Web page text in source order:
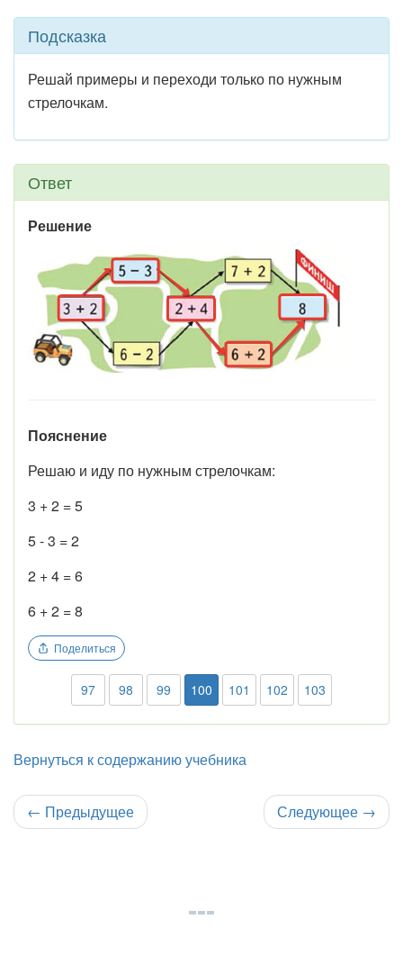
Подсказка
Решай примеры и переходи только по нужным
стрелочкам.
Ответ
Решение
Пояснение
Решаю и иду по нужным стрелочкам:
3 + 2 = 5
5 - 3 = 2
2 + 4 = 6
6 + 2 = 8
Поделиться
97 98 99 100 101 102 103
Вернуться к содержанию учебника
← Предыдущее Следующее →